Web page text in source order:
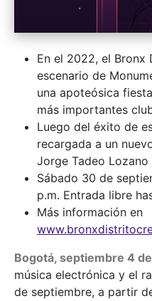
En el 2022, el
escenario de
una apoteósica
más importantes
Luego del éxito de
recargada a un
Jorge Tadeo
Sábado 30 de
p.m. Entrada libre
Más información en
Bogotá, septiembre 4
música electrónica y el
de septiembre, a partir